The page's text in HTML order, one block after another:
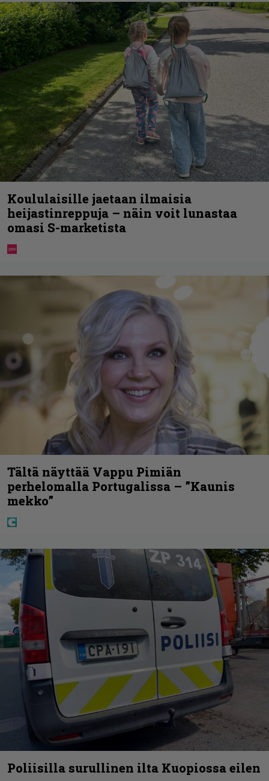
Koululaisille jaetaan ilmaisia
heijastinreppuja – näin voit lunastaa
omasi S-marketista
Tältä näyttää Vappu Pimiän
perhelomalla Portugalissa – ”Kaunis
mekko”
Poliisilla surullinen ilta Kuopiossa eilen